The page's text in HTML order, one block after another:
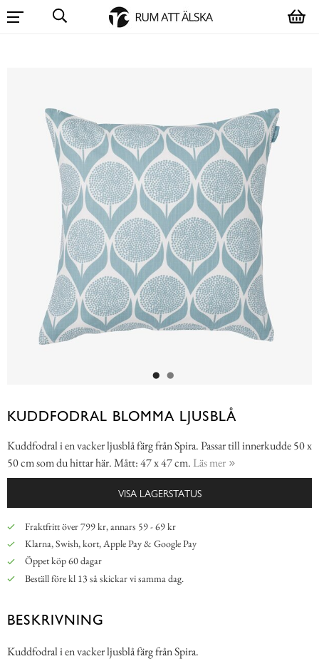
KUDDFODRAL BLOMMA LJUSBLÅ
Kuddfodral i en vacker ljusblå färg från Spira. Passar till innerkudde 50 x
50 cm som du hittar här. Mått: 47 x 47 cm. Läs mer
VISA LAGERSTATUS
Fraktfritt över 799 kr, annars 59 - 69 kr
Klarna, Swish, kort, Apple Pay & Google Pay
Öppet köp 60 dagar
Beställ före kl 13 så skickar vi samma dag.
BESKRIVNING
Kuddfodral i en vacker ljusblå färg från Spira.